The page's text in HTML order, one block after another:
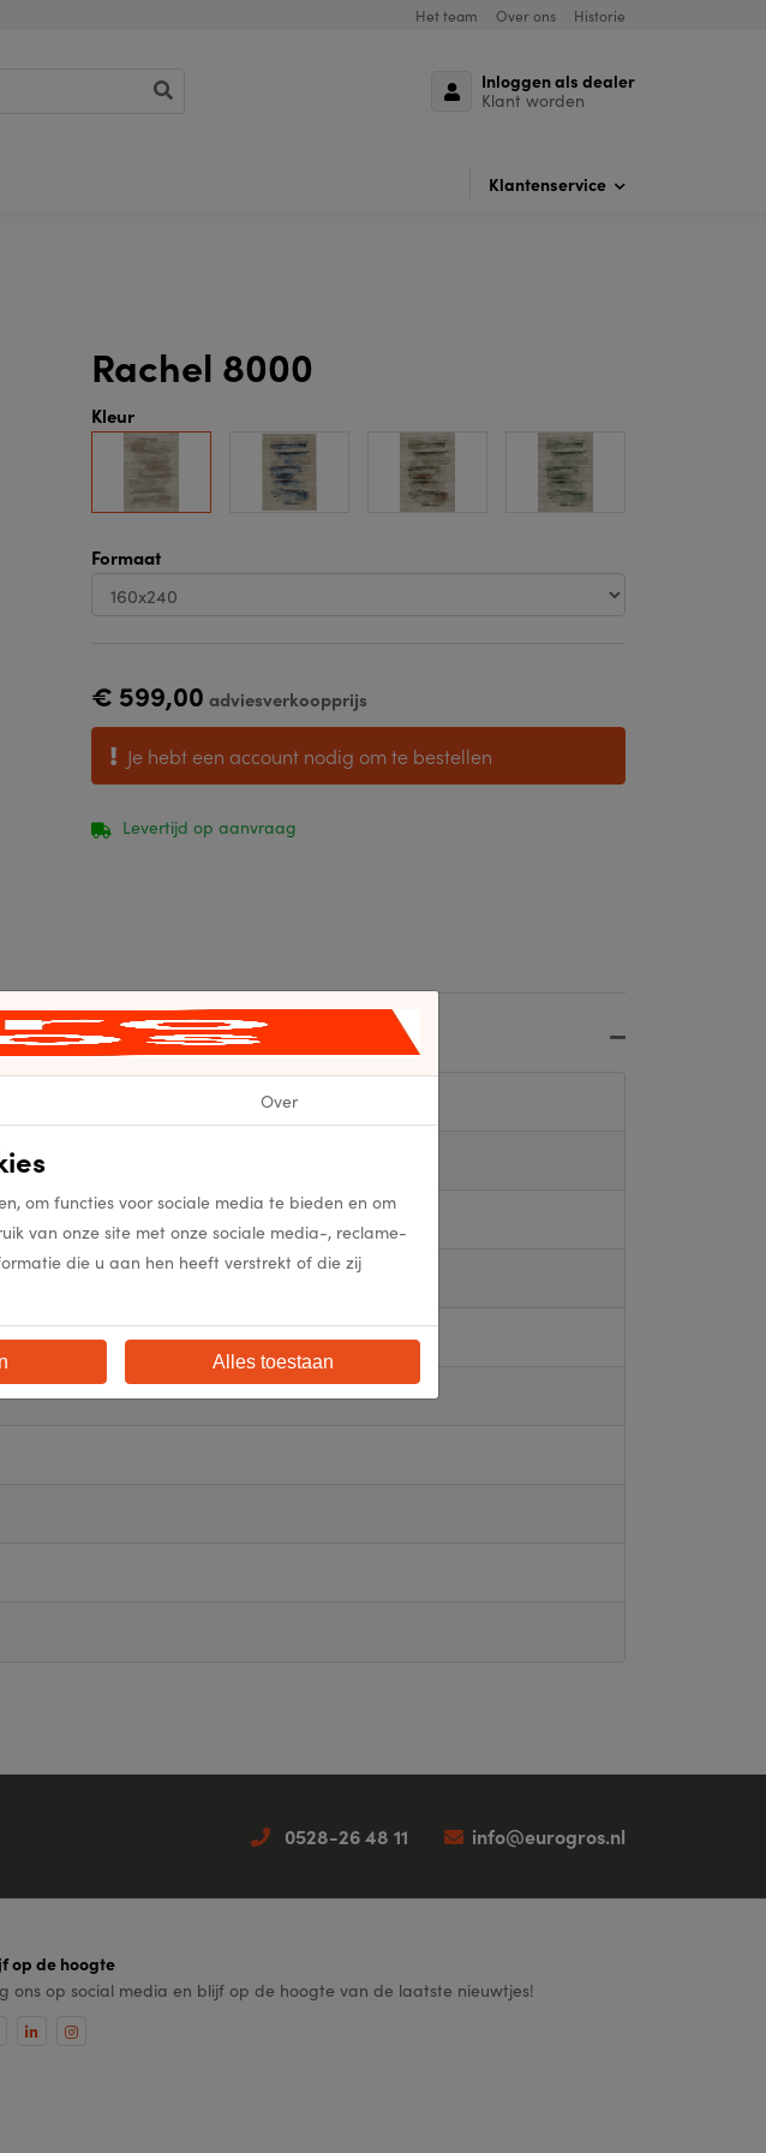
Het team Over ons Historie
Inloggen als dealer
Klant worden
Klantenservice
Rachel 8000
Kleur
Formaat
€ 599,00 adviesverkoopprijs
Je hebt een account nodig om te bestellen
Levertijd op aanvraag
0528-26 48 11 info@eurogros.nl
op de hoogte
ons op social media en blijf op de hoogte van de laatste nieuwtjes!
Over
om functies voor sociale media te bieden en om
van onze site met onze sociale media-, reclame-
die u aan hen heeft verstrekt of die zij
Alles toestaan